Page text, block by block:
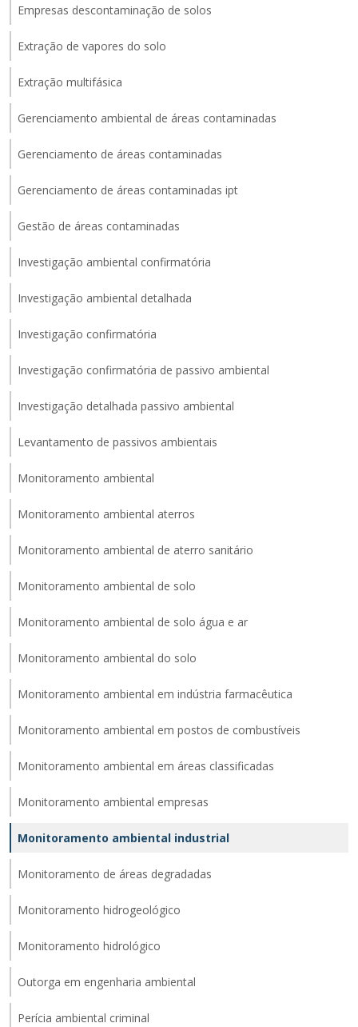
Empresas descontaminação de solos
Extração de vapores do solo
Extração multifásica
Gerenciamento ambiental de áreas contaminadas
Gerenciamento de áreas contaminadas
Gerenciamento de áreas contaminadas ipt
Gestão de áreas contaminadas
Investigação ambiental confirmatória
Investigação ambiental detalhada
Investigação confirmatória
Investigação confirmatória de passivo ambiental
Investigação detalhada passivo ambiental
Levantamento de passivos ambientais
Monitoramento ambiental
Monitoramento ambiental aterros
Monitoramento ambiental de aterro sanitário
Monitoramento ambiental de solo
Monitoramento ambiental de solo água e ar
Monitoramento ambiental do solo
Monitoramento ambiental em indústria farmacêutica
Monitoramento ambiental em postos de combustíveis
Monitoramento ambiental em áreas classificadas
Monitoramento ambiental empresas
Monitoramento ambiental industrial
Monitoramento de áreas degradadas
Monitoramento hidrogeológico
Monitoramento hidrológico
Outorga em engenharia ambiental
Perícia ambiental criminal